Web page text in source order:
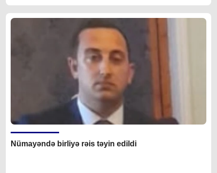
Nümayəndə birliyə rəis təyin edildi